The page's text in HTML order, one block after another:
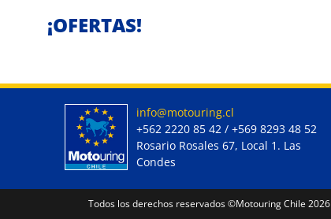
¡OFERTAS!
info@motouring.cl
+562 2220 85 42 / +569 8293 48 52
Rosario Rosales 67, Local 1. Las
Condes
Todos los derechos reservados ©Motouring Chile 2026